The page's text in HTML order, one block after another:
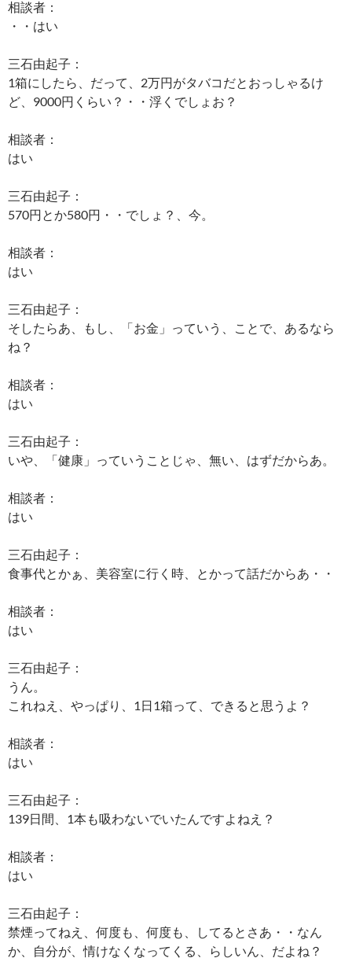
相談者：
・・はい
三石由起子：
1箱にしたら、だって、2万円がタバコだとおっしゃるけ
ど、9000円くらい？・・浮くでしょお？
相談者：
はい
三石由起子：
570円とか580円・・でしょ？、今。
相談者：
はい
三石由起子：
そしたらあ、もし、「お金」っていう、ことで、あるなら
ね？
相談者：
はい
三石由起子：
いや、「健康」っていうことじゃ、無い、はずだからあ。
相談者：
はい
三石由起子：
食事代とかぁ、美容室に行く時、とかって話だからあ・・
相談者：
はい
三石由起子：
うん。
これねえ、やっぱり、1日1箱って、できると思うよ？
相談者：
はい
三石由起子：
139日間、1本も吸わないでいたんですよねえ？
相談者：
はい
三石由起子：
禁煙ってねえ、何度も、何度も、してるとさあ・・なん
か、自分が、情けなくなってくる、らしいん、だよね？